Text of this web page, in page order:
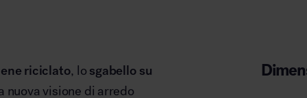
riciclato, losgabello su
nuova visione di arredo